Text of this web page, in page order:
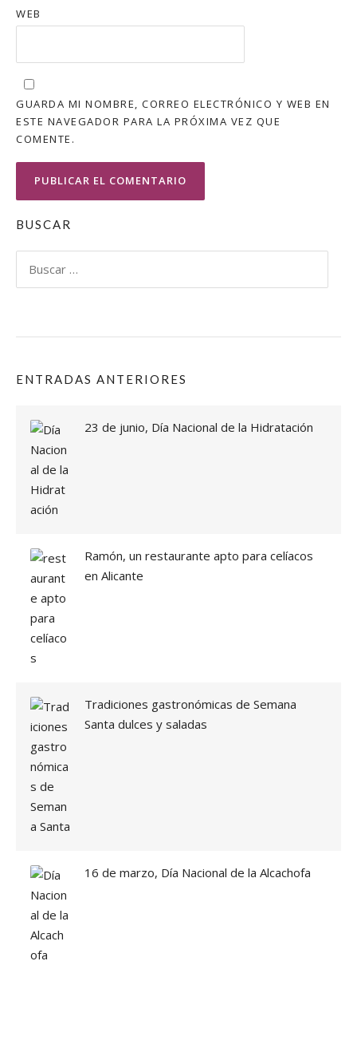
WEB
GUARDA MI NOMBRE, CORREO ELECTRÓNICO Y WEB EN
ESTE NAVEGADOR PARA LA PRÓXIMA VEZ QUE
COMENTE.
BUSCAR
ENTRADAS ANTERIORES
23 de junio, Día Nacional de la Hidratación
Ramón, un restaurante apto para celíacos
en Alicante
Tradiciones gastronómicas de Semana
Santa dulces y saladas
16 de marzo, Día Nacional de la Alcachofa